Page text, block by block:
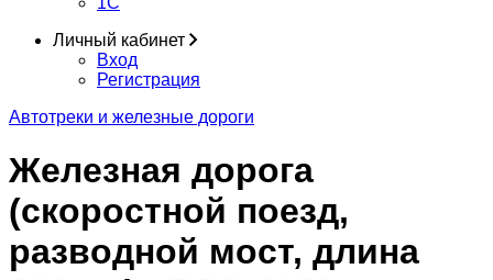
Личный кабинет
Вход
Регистрация
Автотреки и железные дороги
Железная дорога
(скоростной поезд,
разводной мост, длина